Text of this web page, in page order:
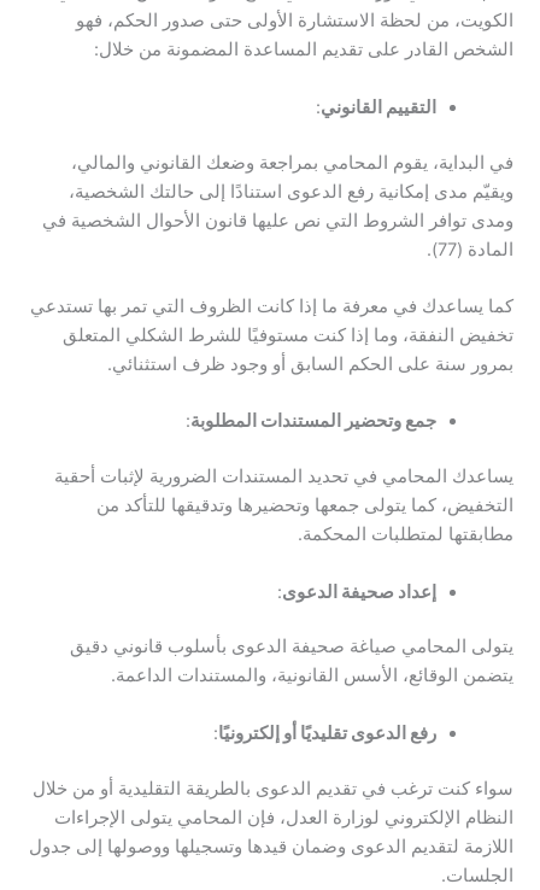
الكويت، من لحظة الاستشارة الأولى حتى صدور الحكم، فهو
الشخص القادر على تقديم المساعدة المضمونة من خلال:
التقييم القانوني:
في البداية، يقوم المحامي بمراجعة وضعك القانوني والمالي،
ويقيّم مدى إمكانية رفع الدعوى استنادًا إلى حالتك الشخصية،
ومدى توافر الشروط التي نص عليها قانون الأحوال الشخصية في
المادة (77).
كما يساعدك في معرفة ما إذا كانت الظروف التي تمر بها تستدعي
تخفيض النفقة، وما إذا كنت مستوفيًا للشرط الشكلي المتعلق
بمرور سنة على الحكم السابق أو وجود ظرف استثنائي.
جمع وتحضير المستندات المطلوبة:
يساعدك المحامي في تحديد المستندات الضرورية لإثبات أحقية
التخفيض، كما يتولى جمعها وتحضيرها وتدقيقها للتأكد من
مطابقتها لمتطلبات المحكمة.
إعداد صحيفة الدعوى:
يتولى المحامي صياغة صحيفة الدعوى بأسلوب قانوني دقيق
يتضمن الوقائع، الأسس القانونية، والمستندات الداعمة.
رفع الدعوى تقليديًا أو إلكترونيًا:
سواء كنت ترغب في تقديم الدعوى بالطريقة التقليدية أو من خلال
النظام الإلكتروني لوزارة العدل، فإن المحامي يتولى الإجراءات
اللازمة لتقديم الدعوى وضمان قيدها وتسجيلها ووصولها إلى جدول
الجلسات.